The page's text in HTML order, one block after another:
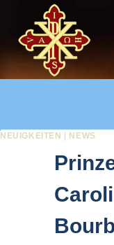
Inhalt
springen
NEUIGKEITEN NEWS